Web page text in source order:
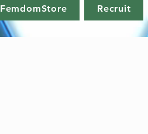
FemdomStore Recruit